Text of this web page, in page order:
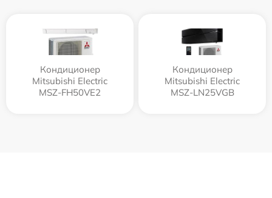
Кондиционер
Mitsubishi Electric
MSZ-FH50VE2
Кондиционер
Mitsubishi Electric
MSZ-LN25VGB